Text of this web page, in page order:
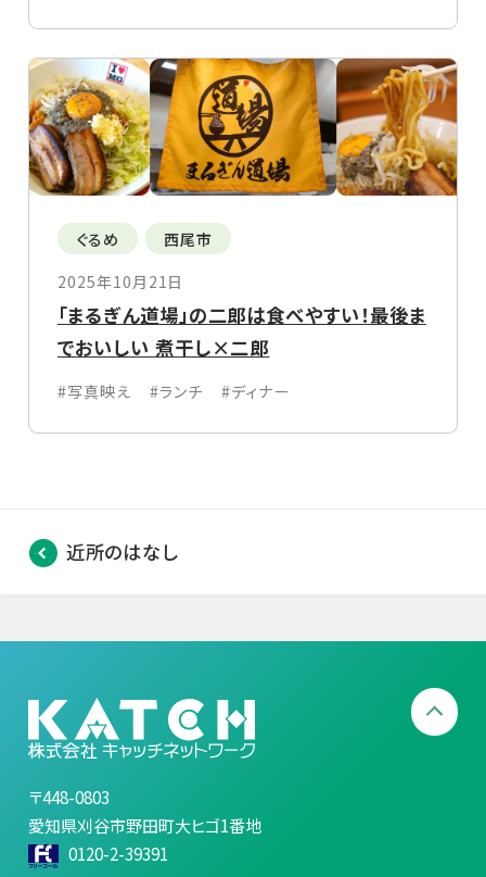
ぐるめ
西尾市
2025年10月21日
「まるぎん道場」の二郎は食べやすい！最後ま
でおいしい 煮干し×二郎
#写真映え #ランチ #ディナー
近所のはなし
〒448-0803
愛知県刈谷市野田町大ヒゴ1番地
0120-2-39391